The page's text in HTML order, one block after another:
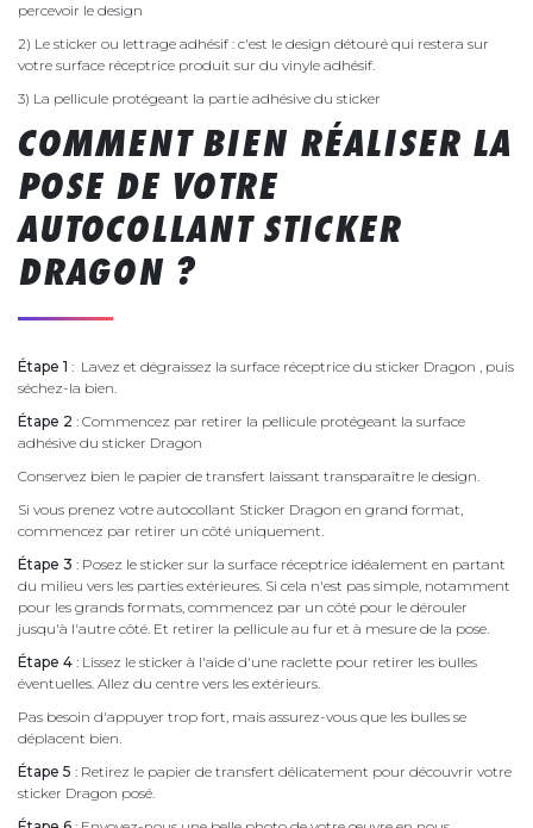
percevoir le design
2) Le sticker ou lettrage adhésif : c'est le design détouré qui restera sur
votre surface réceptrice produit sur du vinyle adhésif.
3) La pellicule protégeant la partie adhésive du sticker
COMMENT BIEN RÉALISER LA
POSE DE VOTRE
AUTOCOLLANT STICKER
DRAGON ?
Étape 1 : Lavez et dégraissez la surface réceptrice du sticker Dragon , puis
séchez-la bien.
Étape 2 : Commencez par retirer la pellicule protégeant la surface
adhésive du sticker Dragon
Conservez bien le papier de transfert laissant transparaître le design.
Si vous prenez votre autocollant Sticker Dragon en grand format,
commencez par retirer un côté uniquement.
Étape 3 : Posez le sticker sur la surface réceptrice idéalement en partant
du milieu vers les parties extérieures. Si cela n'est pas simple, notamment
pour les grands formats, commencez par un côté pour le dérouler
jusqu'à l'autre côté. Et retirer la pellicule au fur et à mesure de la pose.
Étape 4 : Lissez le sticker à l'aide d'une raclette pour retirer les bulles
éventuelles. Allez du centre vers les extérieurs.
Pas besoin d'appuyer trop fort, mais assurez-vous que les bulles se
déplacent bien.
Étape 5 : Retirez le papier de transfert délicatement pour découvrir votre
sticker Dragon posé.